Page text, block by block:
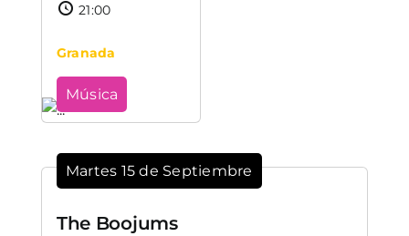
21:00
Granada
Música
Martes 15 de Septiembre
The Boojums